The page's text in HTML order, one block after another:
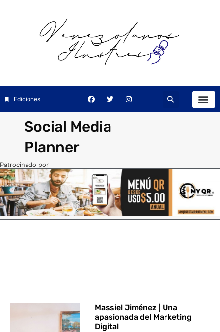
Ediciones
Social Media
Planner
Patrocinado por
Massiel Jiménez | Una
apasionada del Marketing
Digital